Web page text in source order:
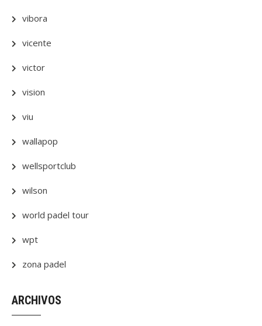
vibora
vicente
victor
vision
viu
wallapop
wellsportclub
wilson
world padel tour
wpt
zona padel
ARCHIVOS